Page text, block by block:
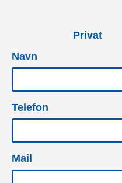
Privat
Navn
Telefon
Mail